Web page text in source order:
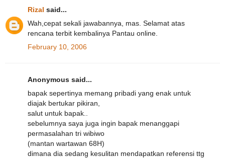
Rizal said...
Wah,cepat sekali jawabannya, mas. Selamat atas
rencana terbit kembalinya Pantau online.
February 10, 2006
Anonymous said...
bapak sepertinya memang pribadi yang enak untuk
diajak bertukar pikiran,
salut untuk bapak..
sebelumnya saya juga ingin bapak menanggapi
permasalahan tri wibiwo
(mantan wartawan 68H)
dimana dia sedang kesulitan mendapatkan referensi ttg